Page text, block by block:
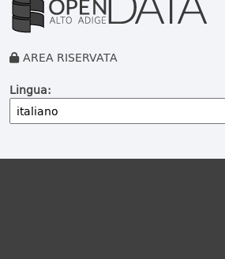
AREA RISERVATA
Lingua